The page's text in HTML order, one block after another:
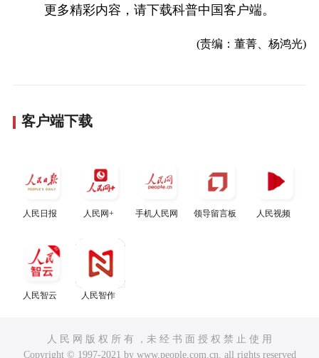
更多精彩内容，请下载科普中国客户端。
(责编：董菁、杨鸿光)
客户端下载
人民日报 人民网+ 手机人民网 领导留言板 人民视频
人民智云 人民智作
人 民 网 版 权 所 有 ，未 经 书 面 授 权 禁 止 使 用
Copyright © 1997-2021 by www.people.com.cn. all rights reserved